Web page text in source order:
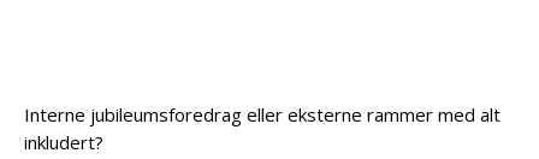
Interne jubileumsforedrag eller eksterne rammer med alt
inkludert?